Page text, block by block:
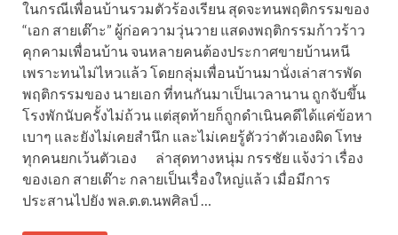
ในกรณีเพื่อนบ้านรวมตัวร้องเรียน สุดจะทนพฤติกรรมของ
“เอก สายเต๊าะ” ผู้ก่อความวุ่นวาย แสดงพฤติกรรมก้าวร้าว
คุกคามเพื่อนบ้าน จนหลายคนต้องประกาศขายบ้านหนี
เพราะทนไม่ไหวแล้ว โดยกลุ่มเพื่อนบ้านมานั่งเล่าสารพัด
พฤติกรรมของ นายเอก ที่ทนกันมาเป็นเวลานาน ถูกจับขึ้น
โรงพักนับครั้งไม่ถ้วน แต่สุดท้ายก็ถูกดำเนินคดีได้แค่ข้อหา
เบาๆ และยังไม่เคยสำนึก และไม่เคยรู้ตัวว่าตัวเองผิด โทษ
ทุกคนยกเว้นตัวเอง ล่าสุดทางหนุ่ม กรรชัย แจ้งว่า เรื่อง
ของเอก สายเต๊าะ กลายเป็นเรื่องใหญ่แล้ว เมื่อมีการ
ประสานไปยัง พล.ต.ต.นพศิลป์ …